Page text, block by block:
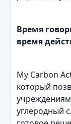
Время
время
My Carbon
который
углеродный